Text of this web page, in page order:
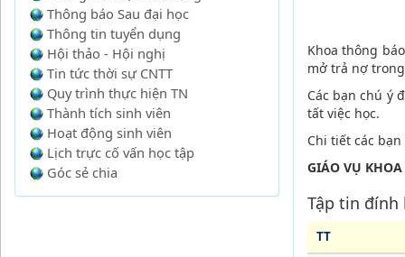
Thông báo Sau đại học
Thông tin tuyển dụng
Hội thảo - Hội nghị
Tin tức thời sự CNTT
Quy trình thực hiện TN
Thành tích sinh viên
Hoạt động sinh viên
Lịch trực cố vấn học tập
Góc sẻ chia
Khoa thông
mở trả nợ
Các bạn chú ý
tất việc học.
Chi tiết các
GIÁO VỤ KHOA
Tập tin đính
TT